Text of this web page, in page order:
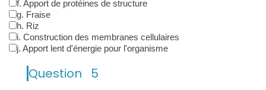
f. Apport de protéines de structure
g. Fraise
h. Riz
i. Construction des membranes cellulaires
j. Apport lent d'énergie pour l'organisme
Question 5